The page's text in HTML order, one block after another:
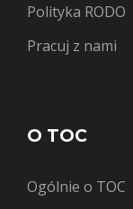
Polityka RODO
Pracuj z nami
O TOC
Ogólnie o TOC